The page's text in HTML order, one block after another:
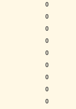
0
0
0
0
0
0
0
0
0